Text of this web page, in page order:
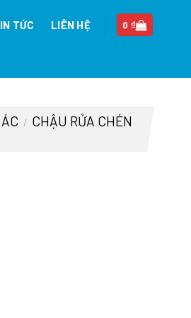
TỨC LIÊN HỆ 0₫
/ CHẬU RỬA CHÉN